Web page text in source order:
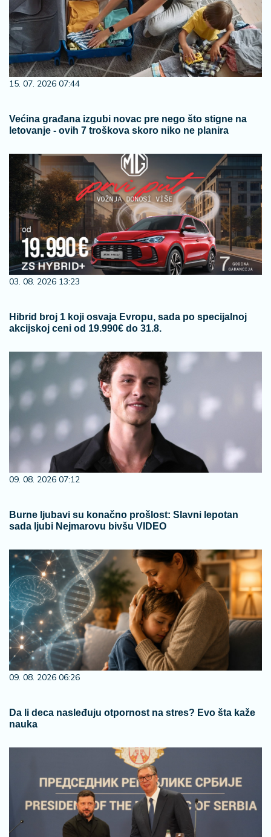
15. 07. 2026 07:44
Većina građana izgubi novac pre nego što stigne na
letovanje - ovih 7 troškova skoro niko ne planira
03. 08. 2026 13:23
Hibrid broj 1 koji osvaja Evropu, sada po specijalnoj
akcijskoj ceni od 19.990€ do 31.8.
09. 08. 2026 07:12
Burne ljubavi su konačno prošlost: Slavni lepotan
sada ljubi Nejmarovu bivšu VIDEO
09. 08. 2026 06:26
Da li deca nasleđuju otpornost na stres? Evo šta kaže
nauka